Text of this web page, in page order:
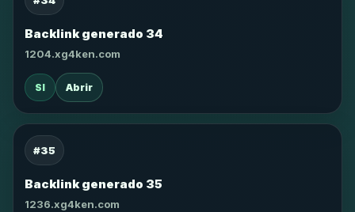
Backlink generado 34
1204.xg4ken.com
SI Abrir
#35
Backlink generado 35
1236.xg4ken.com